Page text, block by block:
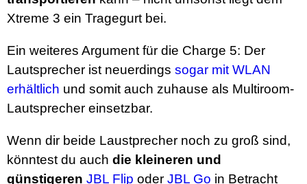
Xtreme 3 ein Tragegurt bei.
Ein weiteres Argument für die Charge 5: Der
Lautsprecher ist neuerdings sogar mit WLAN
erhältlich und somit auch zuhause als Multiroom-
Lautsprecher einsetzbar.
Wenn dir beide Laustprecher noch zu groß sind,
könntest du auch die kleineren und
günstigeren JBL Flip oder JBL Go in Betracht